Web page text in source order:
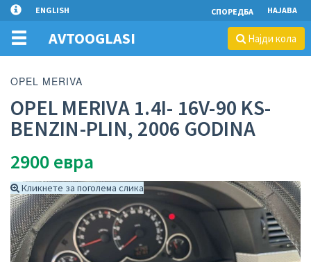
ENGLISH СПОРЕДБА НАЈАВА
AVTOOGLASI Најди кола
OPEL MERIVA
OPEL MERIVA 1.4I- 16V-90 KS-
BENZIN-PLIN, 2006 GODINA
2900евра
Кликнете за поголема слика